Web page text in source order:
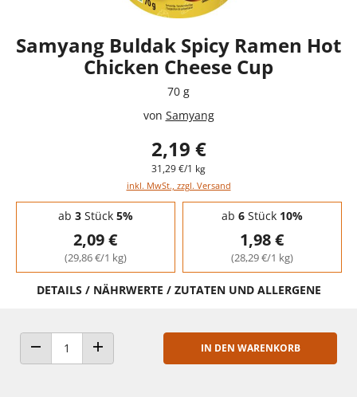
Samyang Buldak Spicy Ramen Hot
Chicken Cheese Cup
70 g
von Samyang
2,19 €
31,29 €/1 kg
inkl. MwSt., zzgl. Versand
Staffelpreise - Mengenrabatt
ab 3Stück 5%
2,09 €
(29,86 €/1 kg)
ab 6Stück 10%
1,98 €
(28,29 €/1 kg)
DETAILS / NÄHRWERTE / ZUTATEN UND ALLERGENE
ANZAHL VERRINGERNANZAHL ERHÖHEN
IN DEN WARENKORB